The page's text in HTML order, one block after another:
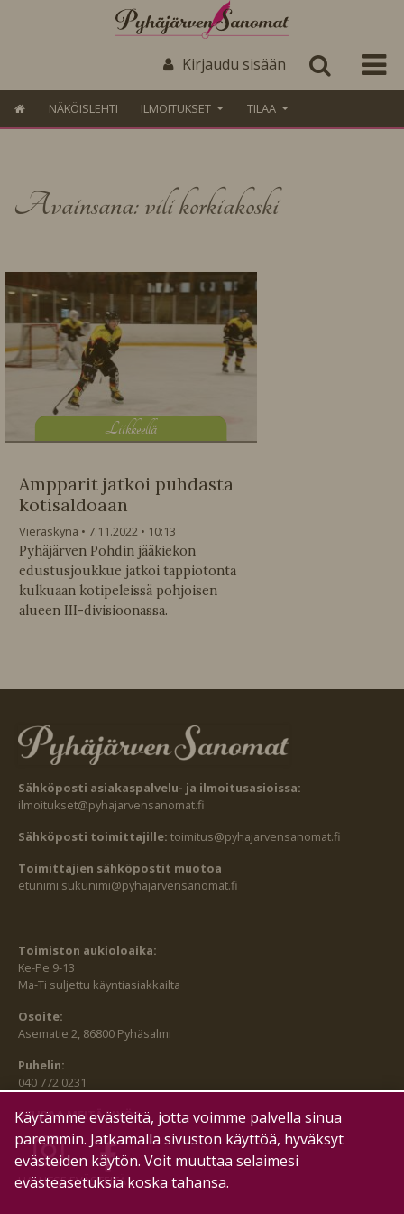
Kirjaudu sisään
NÄKÖISLEHTI ILMOITUKSET TILAA
Avainsana: vili korkiakoski
Liikkeellä
Ampparit jatkoi puhdasta
kotisaldoaan
Vieraskynä 7.11.2022
10:13
Pyhäjärven Pohdin jääkiekon
edustusjoukkue jatkoi tappiotonta
kulkuaan kotipeleissä pohjoisen
alueen III-divisioonassa.
Sähköposti asiakaspalvelu- ja ilmoitusasioissa:
ilmoitukset@pyhajarvensanomat.fi
Sähköposti toimittajille: toimitus@pyhajarvensanomat.fi
Toimittajien sähköpostit muotoa
etunimi.sukunimi@pyhajarvensanomat.fi
Toimiston aukioloaika:
Ke-Pe 9-13
Ma-Ti suljettu käyntiasiakkailta
Osoite:
Asematie 2, 86800 Pyhäsalmi
Puhelin:
040 772 0231
SEURAA MEITÄ MYÖS:
HALLITSE EVÄSTEITÄ
Käytämme evästeitä, jotta voimme palvella sinua
paremmin. Jatkamalla sivuston käyttöä, hyväksyt
evästeiden käytön. Voit muuttaa selaimesi
evästeasetuksia koska tahansa.